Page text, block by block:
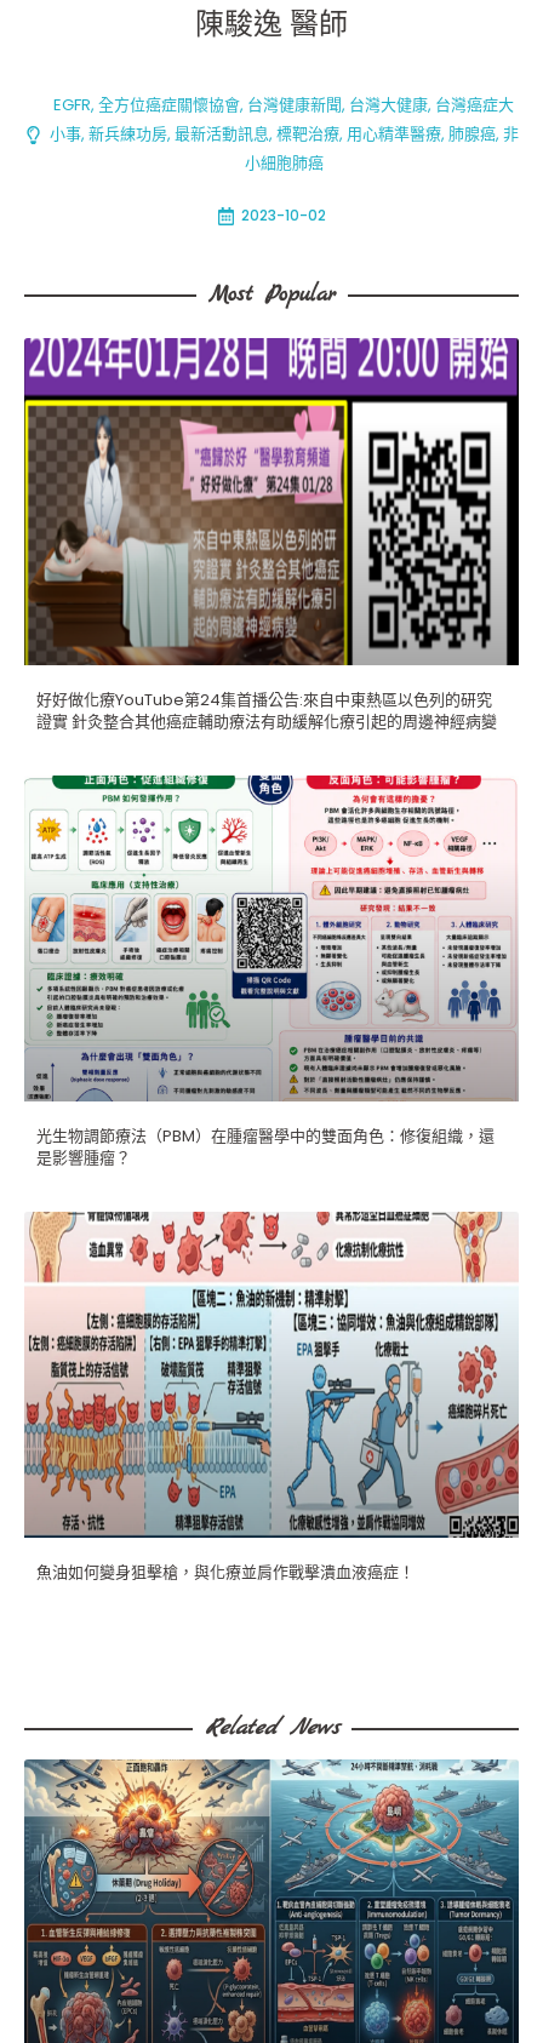
陳駿逸 醫師
EGFR, 全方位癌症關懷協會, 台灣健康新聞, 台灣大健康, 台灣癌症大
小事, 新兵練功房, 最新活動訊息, 標靶治療, 用心精準醫療, 肺腺癌, 非
小細胞肺癌
2023-10-02
Most Popular
好好做化療YouTube第24集首播公告:來自中東熱區以色列的研究
證實 針灸整合其他癌症輔助療法有助緩解化療引起的周邊神經病變
光生物調節療法（PBM）在腫瘤醫學中的雙面角色：修復組織，還
是影響腫瘤？
魚油如何變身狙擊槍，與化療並肩作戰擊潰血液癌症！
Related News